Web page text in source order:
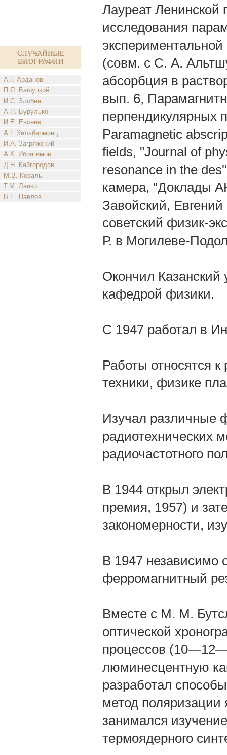
Случайные
биографии
А.Г. Арданов
П.Я. Башуцкий
И.С. Злобин
А.П. Бурулько
И.Е. Евсеев
А.Г. Зильберминц
И.А. Загряжский
А.К. Ибрагимов
Д.Н. Кайгородов
М.В. Коваль
Т.М. Лапко
В.Е. Павлов
Лауреат
исследования
(совм. с С. А.
абсорбция в
вып. 6,
перпендикулярных
Paramagnetic
fields, "Journal of
resonance in the
камера, "Доклады
Завойский,
советский физик-
Р. в Могилеве-
Окончил Казанский
кафедрой физики.
С 1947 работал в
Работы относятся
техники, физике
Изучал различные
радиотехнических
радиочастотного
В 1944 открыл
премия, 1957) и
закономерности,
В 1947
ферромагнитный
Вместе с М. М.
оптической
процессов
люминесцентную
разработал
метод
занимался
термоядерного